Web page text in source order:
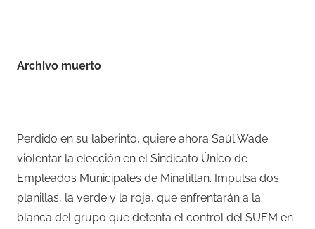
Archivo muerto
Perdido en su laberinto, quiere ahora Saúl Wade
violentar la elección en el Sindicato Único de
Empleados Municipales de Minatitlán. Impulsa dos
planillas, la verde y la roja, que enfrentarán a la
blanca del grupo que detenta el control del SUEM en